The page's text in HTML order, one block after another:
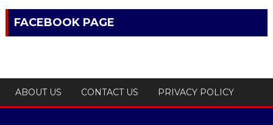
FACEBOOK PAGE
ABOUT US CONTACT US PRIVACY POLICY